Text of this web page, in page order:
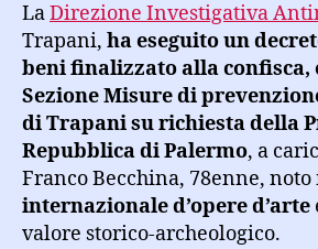
LaDirezione Investigativa
Trapani, ha eseguito un
beni finalizzato alla confisca,
Sezione Misure di
di Trapani su richiesta della
Repubblica di Palermo, a
Franco Becchina, 78enne,
internazionale d’opere d’arte
valore storico-archeologico.